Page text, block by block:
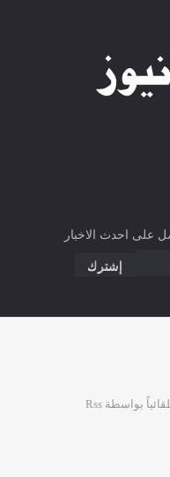
على احدث الاخبار